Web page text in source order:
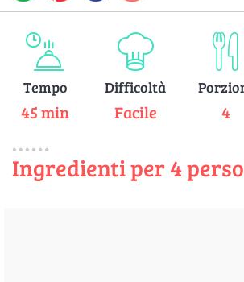
Tempo
45 min
Difficoltà
Facile 4
Ingredienti per 4